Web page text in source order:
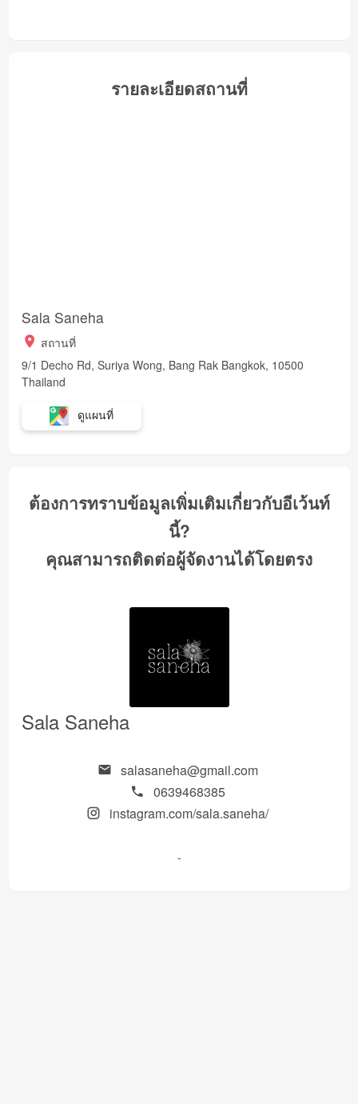
รายละเอียดสถานที่
Sala Saneha
สถานที่
9/1 Decho Rd, Suriya Wong, Bang Rak Bangkok, 10500
Thailand
ดูแผนที่
ต้องการทราบข้อมูลเพิ่มเติมเกี่ยวกับอีเว้นท์
นี้?
คุณสามารถติดต่อผู้จัดงานได้โดยตรง
Sala Saneha
salasaneha@gmail.com
0639468385
instagram.com/sala.saneha/
-